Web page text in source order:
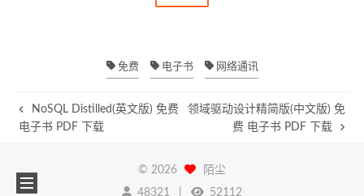
免费 电子书 网络通讯
NoSQL Distilled(英文版) 免费
电子书 PDF 下载
领域驱动设计精简版(中文版) 免
费 电子书 PDF 下载
© 2026
陌尘
48321
52112